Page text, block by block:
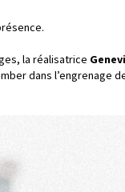
la réalisatrice
dans l’engrenage